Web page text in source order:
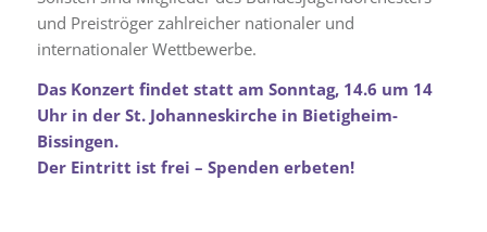
und Preiströger zahlreicher nationaler und
internationaler Wettbewerbe.
Das Konzert findet statt am Sonntag, 14.6 um 14
Uhr in der St. Johanneskirche in Bietigheim-
Bissingen.
Der Eintritt ist frei – Spenden erbeten!